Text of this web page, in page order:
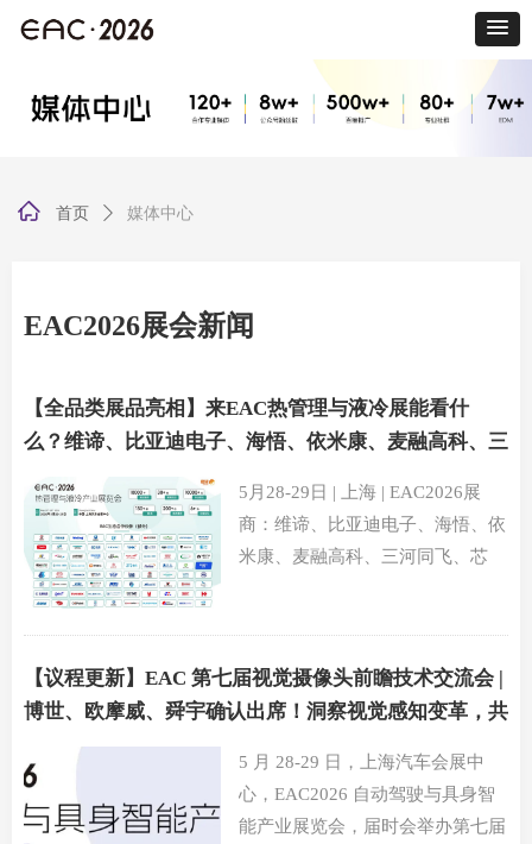
EAC2026展会新闻
【全品类展品亮相】来EAC热管理与液冷展能看什
么？维谛、比亚迪电子、海悟、依米康、麦融高科、三
河同飞、芯科等实力展商已集结就位
5月28-29日 | 上海 | EAC2026展
商：维谛、比亚迪电子、海悟、依
米康、麦融高科、三河同飞、芯
【议程更新】EAC 第七届视觉摄像头前瞻技术交流会 |
博世、欧摩威、舜宇确认出席！洞察视觉感知变革，共
探车载影像前装量产关键技术
5 月 28-29 日，上海汽车会展中
心，EAC2026 自动驾驶与具身智
能产业展览会，届时会举办第七届
ꀇ 首页 ꄲ 媒体中心